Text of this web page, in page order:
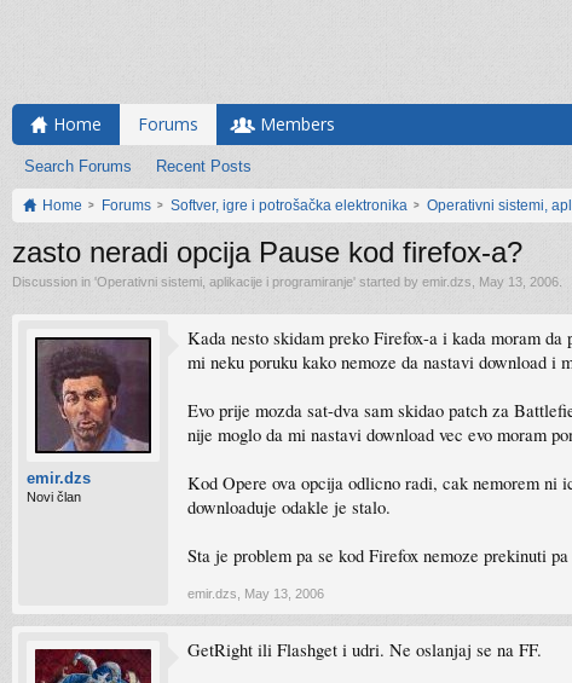
Home Forums
Search Forums Recent Posts
Members
Home Forums Softver, igre i potrošačka elektronika Operativni sistemi,
zasto neradi opcija Pause kod firefox-a?
Discussion in 'Operativni sistemi, aplikacije i programiranje' started by emir.dzs May 13, 2006
emir.dzs
Novi član
Kada nesto skidam preko Firefox-a i kada moram
mi neku poruku kako nemoze da nastavi download i
Evo prije mozda sat-dva sam skidao patch za
nije moglo da mi nastavi download vec evo moram
Kod Opere ova opcija odlicno radi, cak nemorem ni
downloaduje odakle je stalo.
Sta je problem pa se kod Firefox nemoze prekinuti
emir.dzs May 13, 2006
GetRight ili Flashget i udri. Ne oslanjaj se na FF.